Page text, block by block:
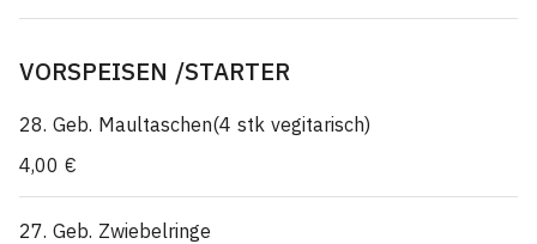
VORSPEISEN /STARTER
28. Geb. Maultaschen(4 stk vegitarisch)
4,00 €
27. Geb. Zwiebelringe